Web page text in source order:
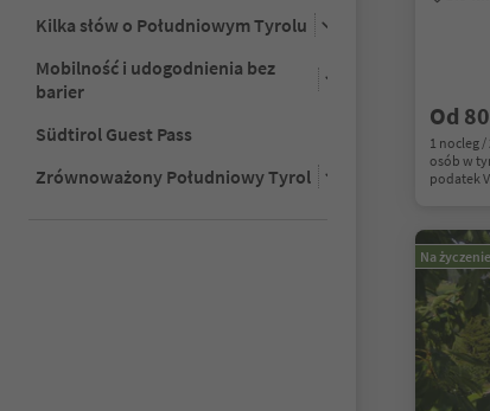
Kilka słów o Południowym Tyrolu
Mobilność i udogodnienia bez
barier
Südtirol Guest Pass
Zrównoważony Południowy Tyrol
Od
1 nocleg /
osób w
podatek
Na życzenie